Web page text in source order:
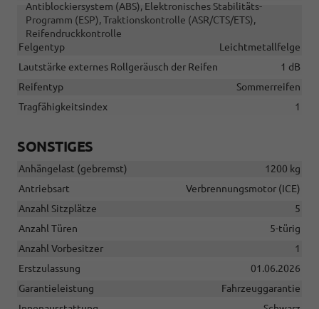
Antiblockiersystem (ABS), Elektronisches Stabilitäts-
Programm (ESP), Traktionskontrolle (ASR/CTS/ETS),
Reifendruckkontrolle
Felgentyp
Leichtmetallfelge
Lautstärke externes Rollgeräusch der Reifen
1 dB
Reifentyp
Sommerreifen
Tragfähigkeitsindex
1
SONSTIGES
Anhängelast (gebremst)
1200 kg
Antriebsart
Verbrennungsmotor (ICE)
Anzahl Sitzplätze
5
Anzahl Türen
5-türig
Anzahl Vorbesitzer
1
Erstzulassung
01.06.2026
Garantieleistung
Fahrzeuggarantie